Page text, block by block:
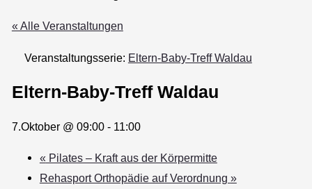
« Alle Veranstaltungen
Veranstaltungsserie: Eltern-Baby-Treff Waldau
Eltern-Baby-Treff Waldau
7.Oktober @ 09:00- 11:00
« Pilates – Kraft aus der Körpermitte
Rehasport Orthopädie auf Verordnung »